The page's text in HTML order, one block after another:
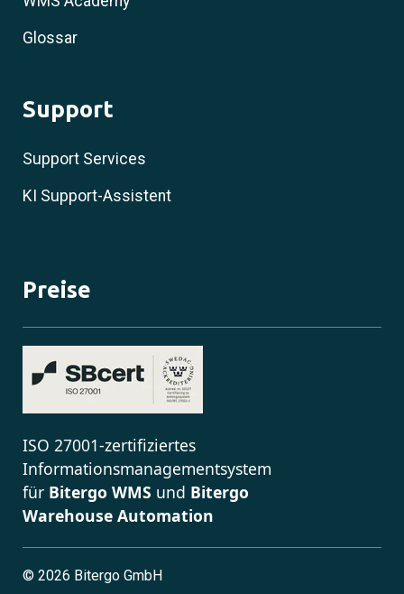
Glossar
Support
Support Services
KI Support-Assistent
Preise
ISO 27001-zertifiziertes
Informationsmanagementsystem
für Bitergo WMS und Bitergo
Warehouse Automation
© 2026 Bitergo GmbH